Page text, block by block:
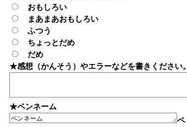
おもしろい
まあまあおもしろい
ふつう
ちょっとだめ
だめ
★感想（かんそう）やエラーなどを書きください。
★ペンネーム
ペ